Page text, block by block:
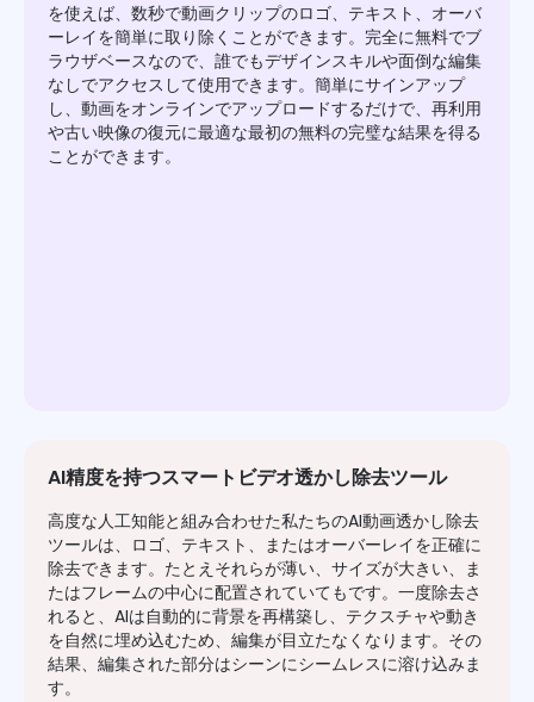
を使えば、数秒で動画クリップのロゴ、テキスト、オーバ
ーレイを簡単に取り除くことができます。完全に無料でブ
ラウザベースなので、誰でもデザインスキルや面倒な編集
なしでアクセスして使用できます。簡単にサインアップ
し、動画をオンラインでアップロードするだけで、再利用
や古い映像の復元に最適な最初の無料の完璧な結果を得る
ことができます。
AI精度を持つスマートビデオ透かし除去ツール
高度な人工知能と組み合わせた私たちのAI動画透かし除去
ツールは、ロゴ、テキスト、またはオーバーレイを正確に
除去できます。たとえそれらが薄い、サイズが大きい、ま
たはフレームの中心に配置されていてもです。一度除去さ
れると、AIは自動的に背景を再構築し、テクスチャや動き
を自然に埋め込むため、編集が目立たなくなります。その
結果、編集された部分はシーンにシームレスに溶け込みま
す。